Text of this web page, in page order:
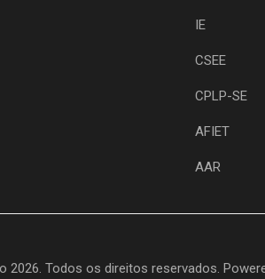
IE
CSEE
CPLP-SE
AFIET
AAR
2026. Todos os direitos reservados.